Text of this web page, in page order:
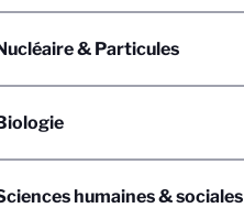
& Particules
humaines & sociales